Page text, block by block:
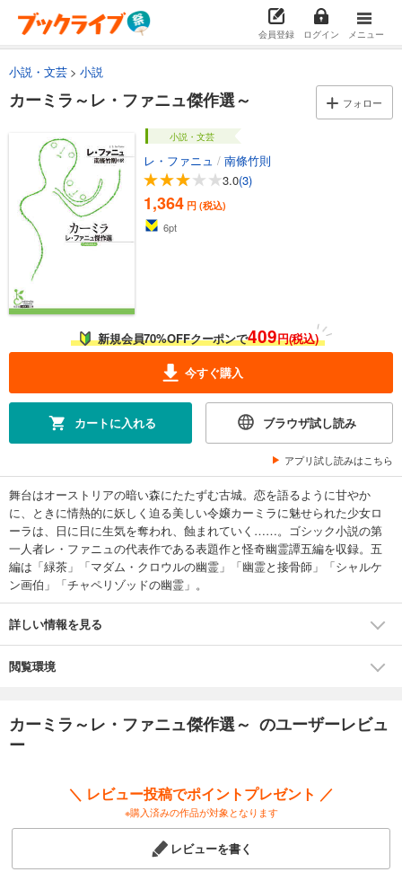
会員登録 ログイン メニュー
小説・文芸 小説
カーミラ～レ・ファニュ傑作選～ フォロー
小説・文芸
レ・ファニュ / 南條竹則
3.0(3)
1,364 円 (税込)
6pt
新規会員70%OFFクーポンで409円(税込)
今すぐ購入
カートに入れる ブラウザ試し読み
アプリ試し読みはこちら
舞台はオーストリアの暗い森にたたずむ古城。恋を語るように甘やか
に、ときに情熱的に妖しく迫る美しい令嬢カーミラに魅せられた少女ロ
ーラは、日に日に生気を奪われ、蝕まれていく……。ゴシック小説の第
一人者レ・ファニュの代表作である表題作と怪奇幽霊譚五編を収録。五
編は「緑茶」「マダム・クロウルの幽霊」「幽霊と接骨師」「シャルケ
ン画伯」「チャペリゾッドの幽霊」。
詳しい情報を見る
閲覧環境
カーミラ～レ・ファニュ傑作選～ のユーザーレビュ
ー
＼ レビュー投稿でポイントプレゼント ／
※購入済みの作品が対象となります
レビューを書く